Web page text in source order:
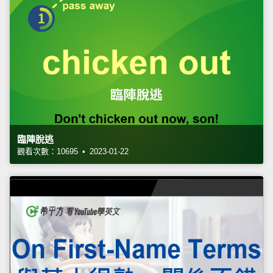
臨陣脫逃
觀看次數：10695 • 2023-01-22